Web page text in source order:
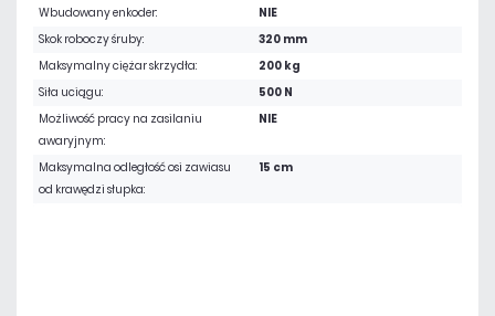
Wbudowany enkoder:
NIE
Skok roboczy śruby:
320 mm
Maksymalny ciężar skrzydła:
200 kg
Siła uciągu:
500 N
Możliwość pracy na zasilaniu
awaryjnym:
NIE
Maksymalna odległość osi zawiasu
od krawędzi słupka:
15 cm